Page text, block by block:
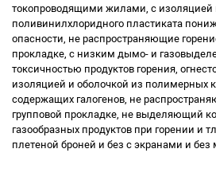
токопроводящими жилами, с изоляцией
поливинилхлоридного пластиката
опасности, не распространяющие
прокладке, с низким дымо- и
токсичностью продуктов горения,
изоляцией и оболочкой из полимерных
содержащих галогенов, не
групповой прокладке, не выделяющий
газообразных продуктов при горении и
плетеной броней и без с экранами и без